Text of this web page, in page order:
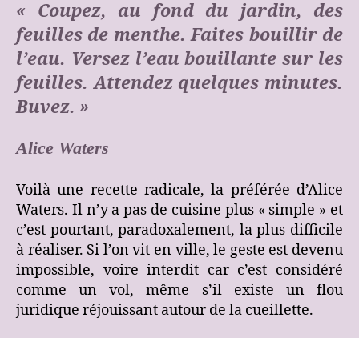
« Coupez, au fond du jardin, des
feuilles de menthe. Faites bouillir de
l’eau. Versez l’eau bouillante sur les
feuilles. Attendez quelques minutes.
Buvez. »
Alice Waters
Voilà une recette radicale, la préférée d’Alice
Waters. Il n’y a pas de cuisine plus « simple » et
c’est pourtant, paradoxalement, la plus difficile
à réaliser. Si l’on vit en ville, le geste est devenu
impossible, voire interdit car c’est considéré
comme un vol, même s’il existe un flou
juridique réjouissant autour de la cueillette.